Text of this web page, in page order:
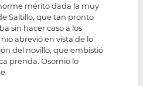
mérito dada la muy
Saltillo, que tan pronto
sin hacer caso a los
abrevió en vista de lo
del novillo, que embistió
prenda. Osornio lo